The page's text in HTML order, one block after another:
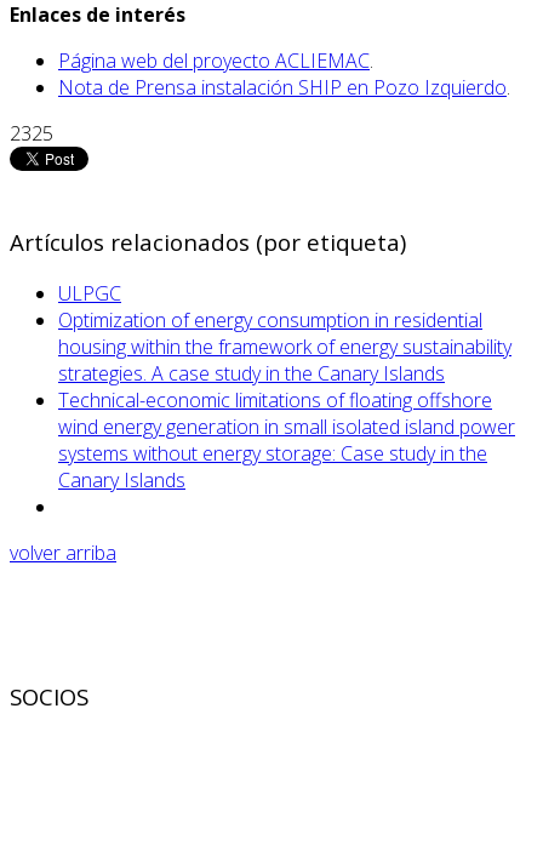
Enlaces de interés
Página web del proyecto ACLIEMAC.
Nota de Prensa instalación SHIP en Pozo Izquierdo.
2325
Artículos relacionados (por etiqueta)
ULPGC
Optimization of energy consumption in residential
housing within the framework of energy sustainability
strategies. A case study in the Canary Islands
Technical-economic limitations of floating offshore
wind energy generation in small isolated island power
systems without energy storage: Case study in the
Canary Islands
volver arriba
SOCIOS